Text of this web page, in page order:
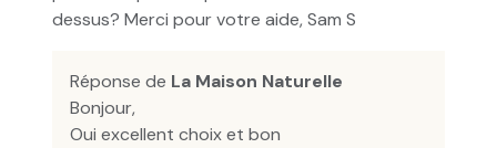
dessus? Merci pour votre aide, Sam S
Réponse de La Maison Naturelle
Bonjour,
Oui excellent choix et bon